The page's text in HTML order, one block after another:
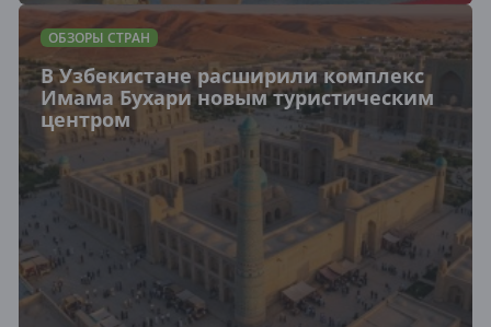
ОБЗОРЫ СТРАН
В Узбекистане расширили комплекс
Имама Бухари новым туристическим
центром